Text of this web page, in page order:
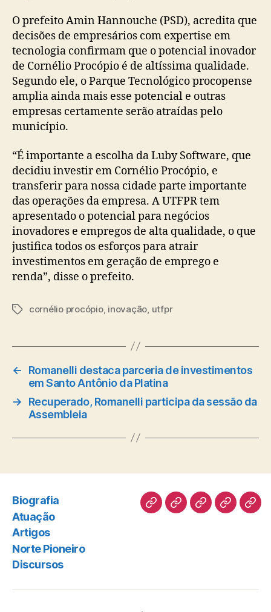
O prefeito Amin Hannouche (PSD), acredita que
decisões de empresários com expertise em
tecnologia confirmam que o potencial inovador
de Cornélio Procópio é de altíssima qualidade.
Segundo ele, o Parque Tecnológico procopense
amplia ainda mais esse potencial e outras
empresas certamente serão atraídas pelo
município.
“É importante a escolha da Luby Software, que
decidiu investir em Cornélio Procópio, e
transferir para nossa cidade parte importante
das operações da empresa. A UTFPR tem
apresentado o potencial para negócios
inovadores e empregos de alta qualidade, o que
justifica todos os esforços para atrair
investimentos em geração de emprego e
renda”, disse o prefeito.
Tagscornélio procópio, inovação utfpr
←
Romanelli destaca parceria de investimentos
em Santo Antônio da Platina
→
Recuperado, Romanelli participa da sessão da
Assembleia
Biografia
Atuação
Artigos
Norte Pioneiro
Discursos
BiografiaAtuaçãoArtigosNorte